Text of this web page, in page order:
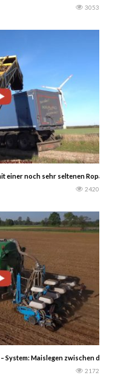
3053
einer noch sehr seltenen Ropa
2420
System: Maislegen zwischen den
2172